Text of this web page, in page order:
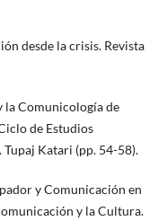
desde la crisis. Revista
la Comunicología de
de Estudios
Tupaj Katari (pp. 54-58).
y Comunicación en
y la Cultura.